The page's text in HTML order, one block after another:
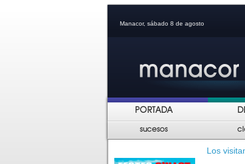
Manacor, sábado 8 de agosto
Los